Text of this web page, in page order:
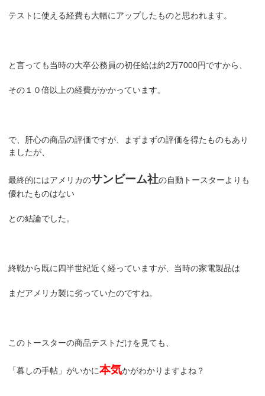
テストに使える経費も大幅にアップしたものと思われます。
と言っても当時の大卒公務員の初任給は約2万7000円ですから、
その１０倍以上の経費がかかっています。
で、肝心の商品の評価ですが、まずまずの評価を得たものもあり
ましたが、
最終的にはアメリカのサンビーム社の自動トースターよりも
優れたものはない
との結論でした。
終戦から既に四半世紀近く経っていますが、当時の家電製品は
まだアメリカ製に劣っていたのですね。
このトースターの商品テストだけを見ても、
「暮しの手帖」がいかに本気かがわかりますよね？